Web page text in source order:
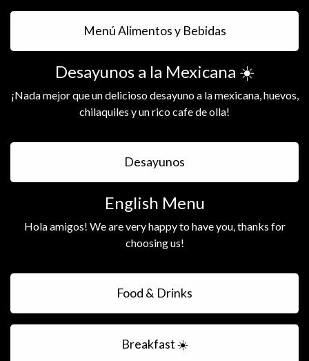
Menú Alimentos y Bebidas
Desayunos a la Mexicana ☀️
¡Nada mejor que un delicioso desayuno a la mexicana, huevos,
chilaquiles y un rico cafe de olla!
Desayunos
English Menu
Hola amigos! We are very happy to have you, thanks for
choosing us!
Food & Drinks
Breakfast ☀️